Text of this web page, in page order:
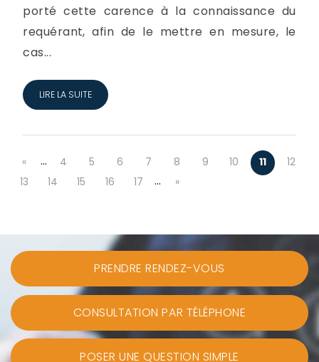
porté cette carence à la connaissance du
requérant, afin de le mettre en mesure, le
cas...
LIRE LA SUITE
« … 4 5 6 7 8 9 10 11
12
13
14 15 16 17 … »
PRENDRE RENDEZ-VOUS
CONSULTATION PAR TÉLÉPHONE
POSER UNE QUESTION SIMPLE